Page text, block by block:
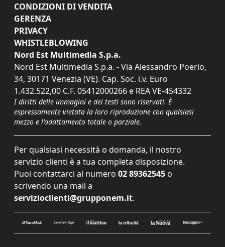
CONDIZIONI DI VENDITA
GERENZA
PRIVACY
WHISTLEBLOWING
Nord Est Multimedia S.p.a.
Nord Est Multimedia S.p.a. - Via Alessandro Poerio,
34, 30171 Venezia (VE). Cap. Soc. i.v. Euro
1.432.522,00 C.F. 05412000266 e REA VE-454332
I diritti delle immagini e dei testi sono riservati. È
espressamente vietata la loro riproduzione con qualsiasi
mezzo e l'adattamento totale o parziale.
Per qualsiasi necessità o domanda, il nostro
servizio clienti è a tua completa disposizione.
Puoi contattarci al numero 02 89362545 o
scrivendo una mail a
servizioclienti@grupponem.it.